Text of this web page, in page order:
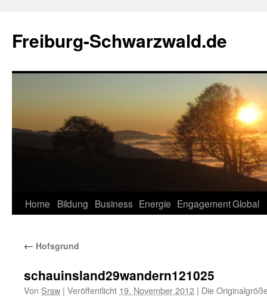
springen
Freiburg-Schwarzwald.de
Home Bildung Business Energie EngagementGlobal
← Hofsgrund
schauinsland29wandern121025
Von Srsw | Veröffentlicht 19. November 2012 | Die